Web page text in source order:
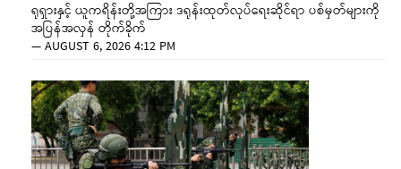
ရုရှားနှင့် ယူကရိန်းတို့အကြား ဒရုန်းထုတ်လုပ်ရေးဆိုင်ရာ ပစ်မှတ်များကို
အပြန်အလှန် တိုက်ခိုက်
—AUGUST 6, 2026 4:12 PM